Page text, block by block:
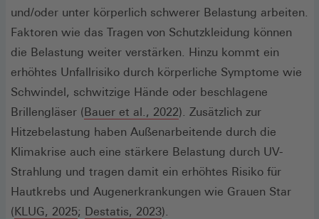
neuen
Fenster)
und/oder unter körperlich schwerer Belastung arbeiten.
Faktoren wie das Tragen von Schutzkleidung können
die Belastung weiter verstärken. Hinzu kommt ein
erhöhtes Unfallrisiko durch körperliche Symptome wie
Schwindel, schwitzige Hände oder beschlagene
Brillengläser (Bauer et al., 2022(Öffnet
in
einem
neuen
Fenster)
). Zusätzlich zur
Hitzebelastung haben Außenarbeitende durch die
Klimakrise auch eine stärkere Belastung durch UV-
Strahlung und tragen damit ein erhöhtes Risiko für
Hautkrebs und Augenerkrankungen wie Grauen Star
(KLUG, 2025(Öffnet
; Destatis, 2023(Öffnet
).